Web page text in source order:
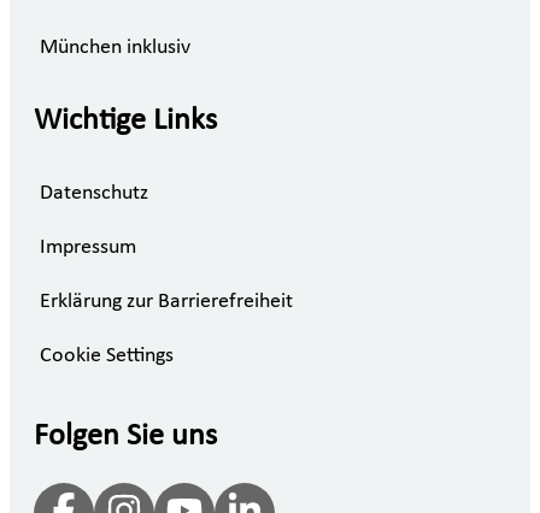
München inklusiv
Wichtige Links
Datenschutz
Impressum
Erklärung zur Barrierefreiheit
Cookie Settings
Folgen Sie uns